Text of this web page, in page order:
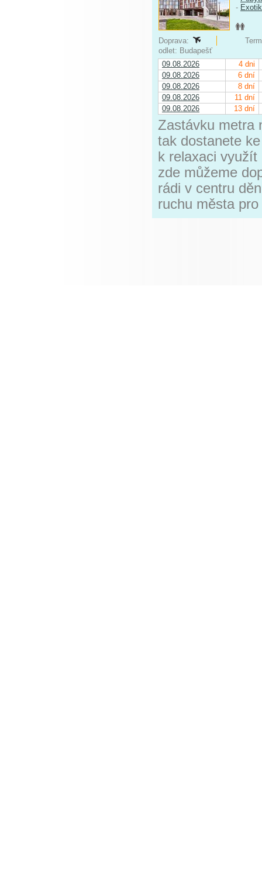
-
Doprava:
odlet: Budapešť
09.08.2026
4 dni
09.08.2026
6 dní
09.08.2026
8 dní
09.08.2026
11 dní
09.08.2026
13 dní
Zastávku metra
tak dostanete
k relaxaci využít
zde můžeme
rádi v centru
ruchu města